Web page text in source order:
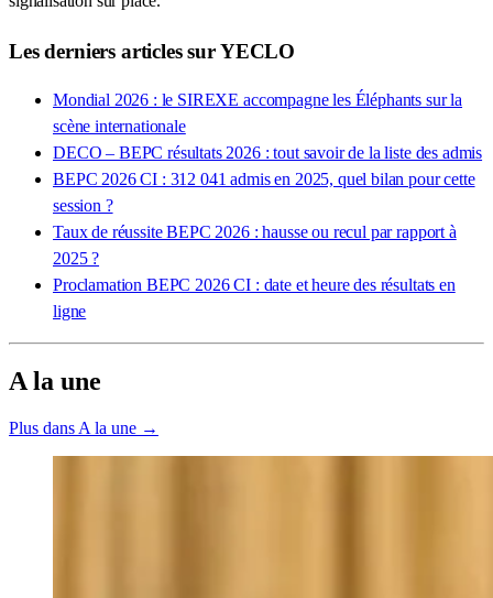
Les derniers articles sur YECLO
Mondial 2026 : le SIREXE accompagne les Éléphants sur la
scène internationale
DECO – BEPC résultats 2026 : tout savoir de la liste des admis
BEPC 2026 CI : 312 041 admis en 2025, quel bilan pour cette
session ?
Taux de réussite BEPC 2026 : hausse ou recul par rapport à
2025 ?
Proclamation BEPC 2026 CI : date et heure des résultats en
ligne
A la une
Plus dans A la une →